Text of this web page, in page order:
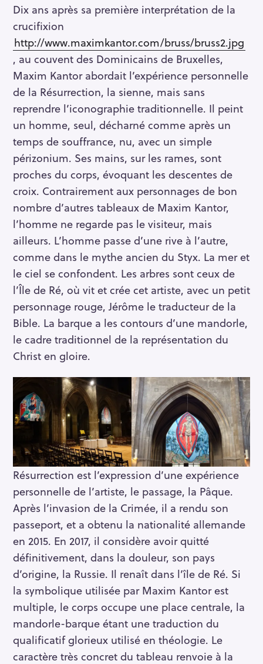
Dix ans après sa première interprétation de la
crucifixion
http://www.maximkantor.com/bruss/bruss2.jpg
, au couvent des Dominicains de Bruxelles,
Maxim Kantor abordait l’expérience personnelle
de la Résurrection, la sienne, mais sans
reprendre l’iconographie traditionnelle. Il peint
un homme, seul, décharné comme après un
temps de souffrance, nu, avec un simple
périzonium. Ses mains, sur les rames, sont
proches du corps, évoquant les descentes de
croix. Contrairement aux personnages de bon
nombre d’autres tableaux de Maxim Kantor,
l’homme ne regarde pas le visiteur, mais
ailleurs. L’homme passe d’une rive à l’autre,
comme dans le mythe ancien du Styx. La mer et
le ciel se confondent. Les arbres sont ceux de
l’Île de Ré, où vit et crée cet artiste, avec un petit
personnage rouge, Jérôme le traducteur de la
Bible. La barque a les contours d’une mandorle,
le cadre traditionnel de la représentation du
Christ en gloire.
Résurrection est l’expression d’une expérience
personnelle de l’artiste, le passage, la Pâque.
Après l’invasion de la Crimée, il a rendu son
passeport, et a obtenu la nationalité allemande
en 2015. En 2017, il considère avoir quitté
définitivement, dans la douleur, son pays
d’origine, la Russie. Il renaît dans l’île de Ré. Si
la symbolique utilisée par Maxim Kantor est
multiple, le corps occupe une place centrale, la
mandorle-barque étant une traduction du
qualificatif glorieux utilisé en théologie. Le
caractère très concret du tableau renvoie à la
S
e
a